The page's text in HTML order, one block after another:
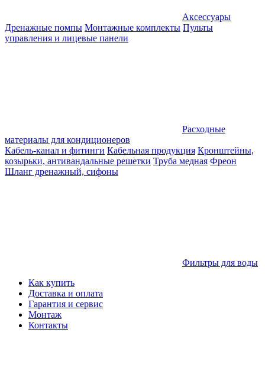
Аксессуары
Дренажные помпы Монтажные комплекты Пульты
управления и лицевые панели
Расходные
материалы для кондиционеров
Кабель-канал и фитинги Кабельная продукция Кронштейны,
козырьки, антивандальные решетки Труба медная Фреон
Шланг дренажный, сифоны
Фильтры для воды
Как купить
Доставка и оплата
Гарантия и сервис
Монтаж
Контакты